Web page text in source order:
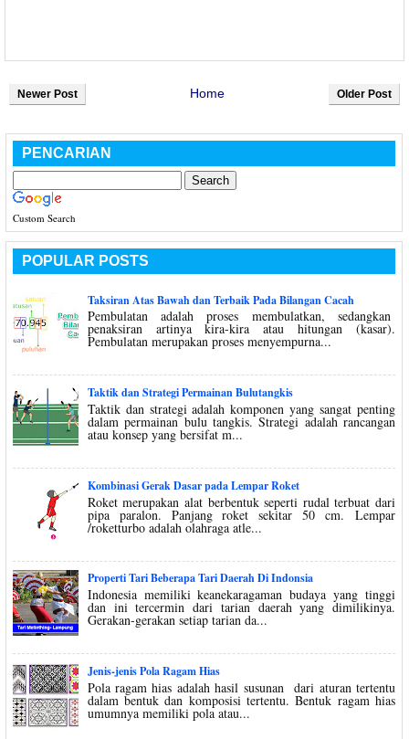
Newer Post Older Post
Home
PENCARIAN
Custom Search
POPULAR POSTS
Taksiran Atas Bawah dan Terbaik Pada Bilangan Cacah
Pembulatan adalah proses membulatkan, sedangkan
penaksiran artinya kira-kira atau hitungan (kasar).
Pembulatan merupakan proses menyempurna...
Taktik dan Strategi Permainan Bulutangkis
Taktik dan strategi adalah komponen yang sangat penting
dalam permainan bulu tangkis. Strategi adalah rancangan
atau konsep yang bersifat m...
Kombinasi Gerak Dasar pada Lempar Roket
Roket merupakan alat berbentuk seperti rudal terbuat dari
pipa paralon. Panjang roket sekitar 50 cm. Lempar
/roketturbo adalah olahraga atle...
Properti Tari Beberapa Tari Daerah Di Indonsia
Indonesia memiliki keanekaragaman budaya yang tinggi
dan ini tercermin dari tarian daerah yang dimilikinya.
Gerakan-gerakan setiap tarian da...
Jenis-jenis Pola Ragam Hias
Pola ragam hias adalah hasil susunan dari aturan tertentu
dalam bentuk dan komposisi tertentu. Bentuk ragam hias
umumnya memiliki pola atau...